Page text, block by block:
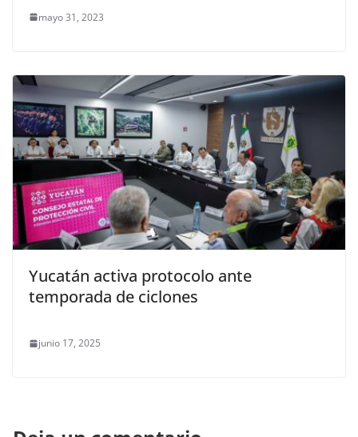
mayo 31, 2023
Yucatán activa protocolo ante
temporada de ciclones
junio 17, 2025